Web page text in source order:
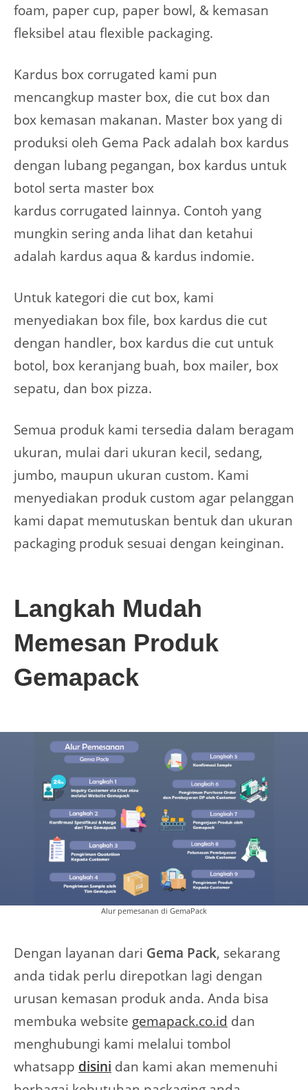
foam, paper cup, paper bowl, & kemasan
fleksibel atau flexible packaging.
Kardus box corrugated kami pun
mencangkup master box, die cut box dan
box kemasan makanan. Master box yang di
produksi oleh Gema Pack adalah box kardus
dengan lubang pegangan, box kardus untuk
botol serta master box
kardus corrugated lainnya. Contoh yang
mungkin sering anda lihat dan ketahui
adalah kardus aqua & kardus indomie.
Untuk kategori die cut box, kami
menyediakan box file, box kardus die cut
dengan handler, box kardus die cut untuk
botol, box keranjang buah, box mailer, box
sepatu, dan box pizza.
Semua produk kami tersedia dalam beragam
ukuran, mulai dari ukuran kecil, sedang,
jumbo, maupun ukuran custom. Kami
menyediakan produk custom agar pelanggan
kami dapat memutuskan bentuk dan ukuran
packaging produk sesuai dengan keinginan.
Langkah Mudah
Memesan Produk
Gemapack
Alur pemesanan di GemaPack
Dengan layanan dari Gema Pack, sekarang
anda tidak perlu direpotkan lagi dengan
urusan kemasan produk anda. Anda bisa
membuka website gemapack.co.id dan
menghubungi kami melalui tombol
whatsapp disini dan kami akan memenuhi